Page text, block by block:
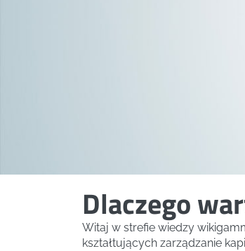
Dlaczego
Witaj w strefie wiedzy
kształtujących zarządzanie